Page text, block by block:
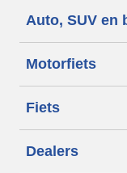
Auto, SUV en
Motorfiets
Fiets
Dealers